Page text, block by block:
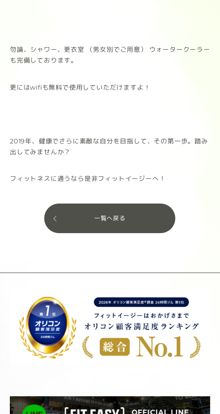
勿論、シャワー、更衣室 （男女別でご用意） ウォータークーラー
も完備しております。
更にはwifiも無料で使用していただけますよ！
2019年、健康でさらに素敵な自分を目指して、その第一歩。踏み
出してみませんか？
フィットネスに通うなら是非フィットイージーへ！
一覧へ戻る